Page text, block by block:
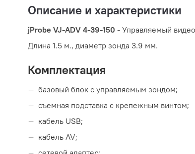
Описание и характеристики
jProbe VJ-ADV 4-39-150 - Управляемый
Длина 1.5 м., диаметр зонда 3.9 мм.
Комплектация
базовый блок с управляемым зондом;
съемная подставка с крепежным винтом;
кабель USB;
кабель AV;